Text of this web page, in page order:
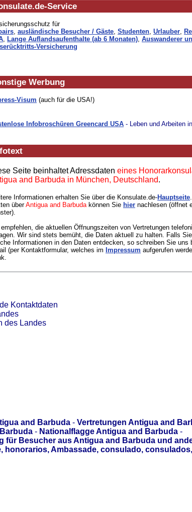
Service
für
, ausländische Besucher / Gäste, Studenten, Urlauber,
, Lange Auflandsaufenthalte (ab 6 Monaten), Auswanderer
Versicherung
Werbung
Visum (auch für die USA!)
Infobroschüren Greencard USA - Leben und Arbeiten
Seite beinhaltet Adressdaten eines
and Barbuda in München, Deutschland.
Informationen erhalten Sie über die Konsulate.de-Hauptseite
überAntigua and Barbudakönnen Sie hier nachlesen (öffnet
die aktuellen Öffnungszeiten von Vertretungen
Wir sind stets bemüht, die Daten aktuell zu halten. Falls
Informationen in den Daten entdecken, so schreiben Sie uns
(per Kontaktformular, welches im
Impressum aufgerufen
Kontaktdaten
des Landes
and Barbuda - Vertretungen Antigua and
- Nationalflagge Antigua and Barbuda -
für Besucher aus Antigua and Barbuda und
honorarios, Ambassade, consulado,